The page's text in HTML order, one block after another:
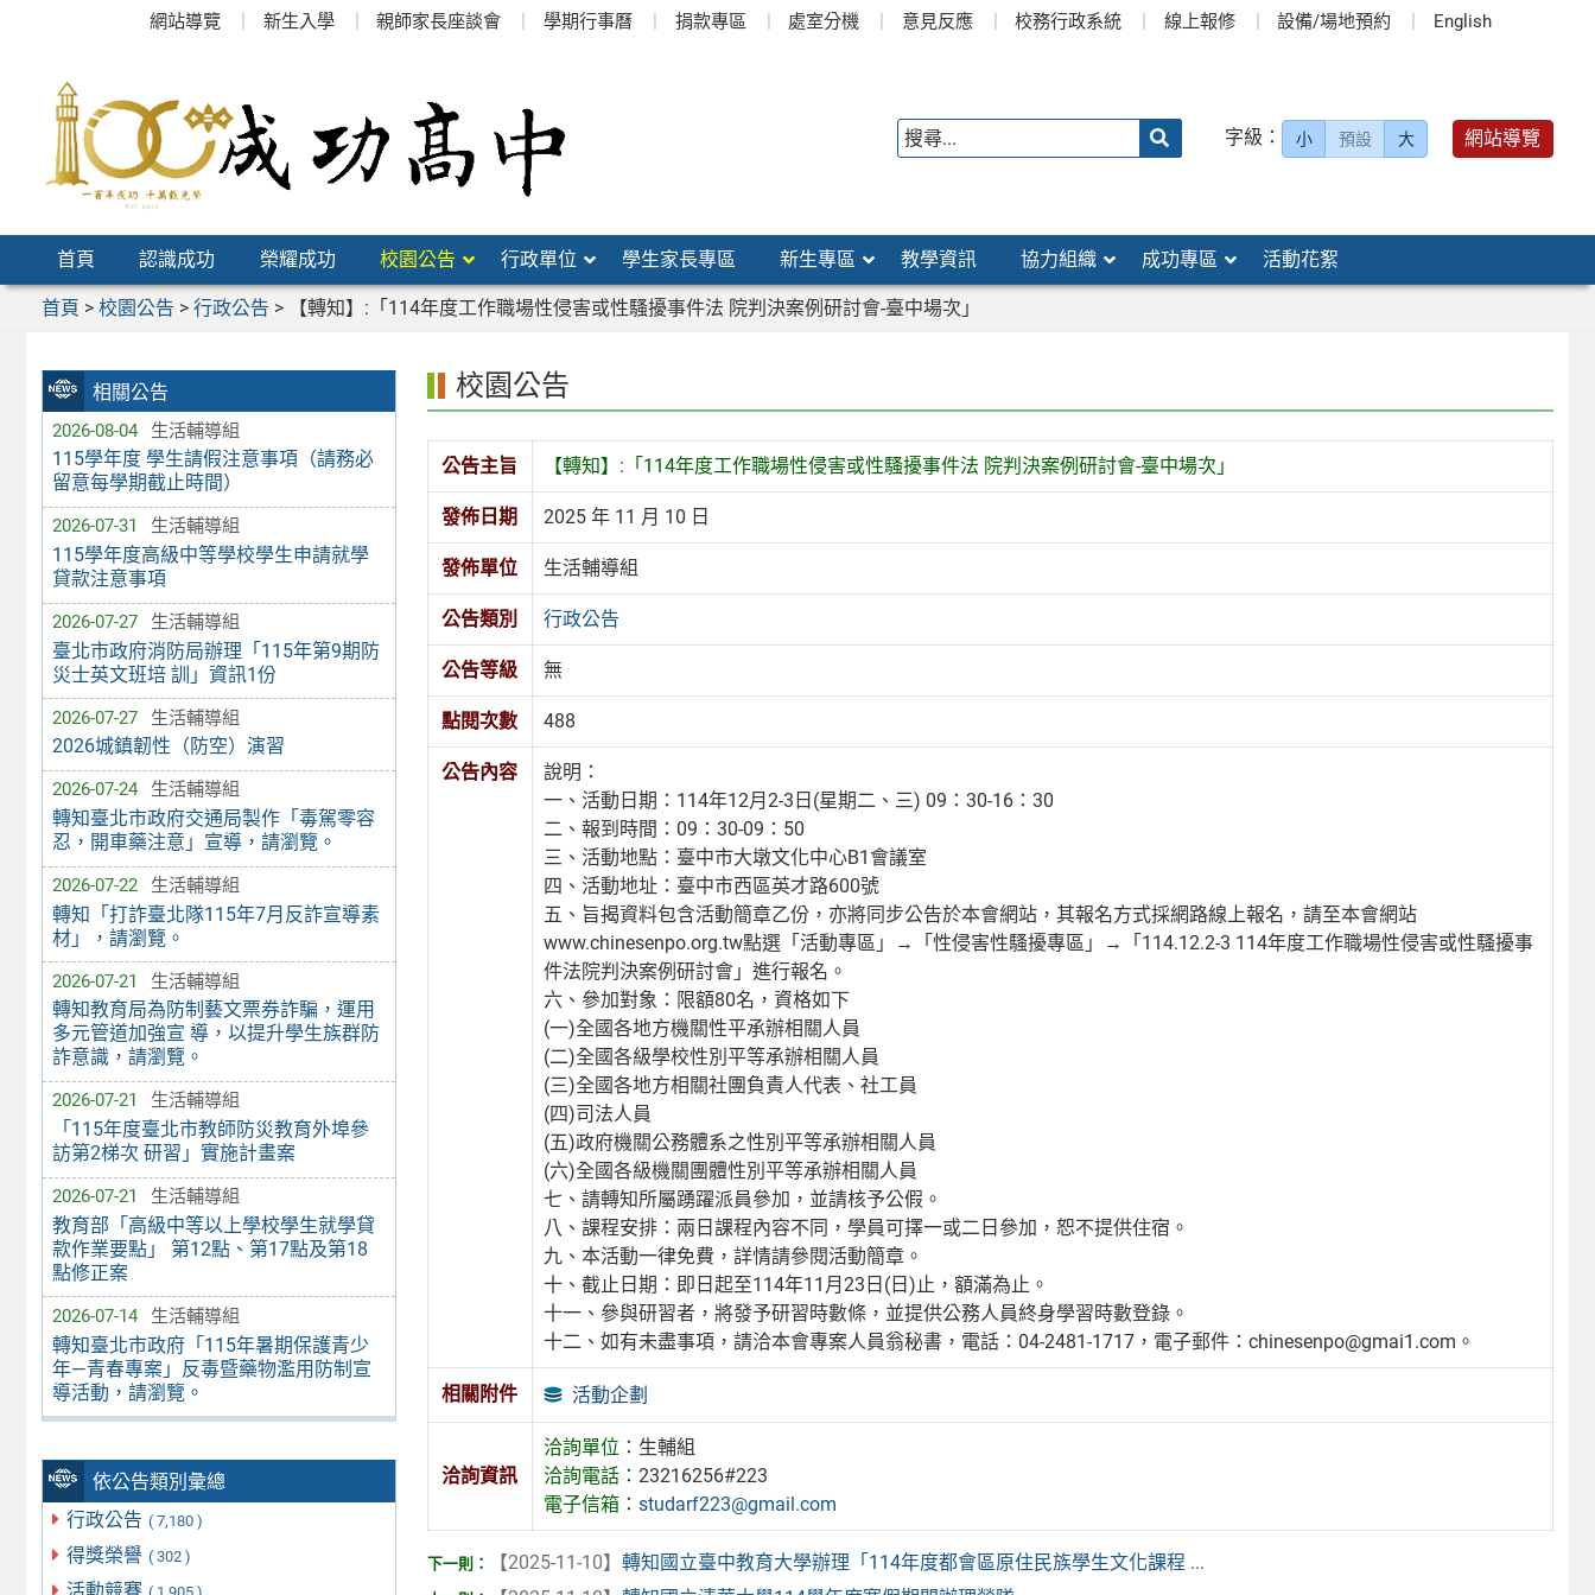
網站導覽 新生入學 親師家長座談會 學期行事曆 捐款專區 處室分機 意見反應 校務行政系統 線上報修 設備/場地預約 English
字級： 小 預設 大 網站導覽
首頁 認識成功 榮耀成功 校園公告 行政單位 學生家長專區 新生專區 教學資訊 協力組織 成功專區 活動花絮
首頁 > 校園公告 > 行政公告 > 【轉知】:「114年度工作職場性侵害或性騷擾事件法 院判決案例研討會-臺中場次」
相關公告
2026-08-04 生活輔導組
115學年度 學生請假注意事項（請務必
留意每學期截止時間）
2026-07-31 生活輔導組
115學年度高級中等學校學生申請就學
貸款注意事項
2026-07-27 生活輔導組
臺北市政府消防局辦理「115年第9期防
災士英文班培 訓」資訊1份
2026-07-27 生活輔導組
2026城鎮韌性（防空）演習
2026-07-24 生活輔導組
轉知臺北市政府交通局製作「毒駕零容
忍，開車藥注意」宣導，請瀏覽。
2026-07-22 生活輔導組
轉知「打詐臺北隊115年7月反詐宣導素
材」，請瀏覽。
2026-07-21 生活輔導組
轉知教育局為防制藝文票券詐騙，運用
多元管道加強宣 導，以提升學生族群防
詐意識，請瀏覽。
2026-07-21 生活輔導組
「115年度臺北市教師防災教育外埠參
訪第2梯次 研習」實施計畫案
2026-07-21 生活輔導組
教育部「高級中等以上學校學生就學貸
款作業要點」 第12點、第17點及第18
點修正案
2026-07-14 生活輔導組
轉知臺北市政府「115年暑期保護青少
年—青春專案」反毒暨藥物濫用防制宣
導活動，請瀏覽。
依公告類別彙總
行政公告 ( 7,180 )
得獎榮譽 ( 302 )
活動競賽
校園公告
公告主旨 【轉知】:「114年度工作職場性侵害或性騷擾事件法 院判決案例研討會-臺中場次」
發佈日期 2025 年 11 月 10 日
發佈單位 生活輔導組
公告類別 行政公告
公告等級 無
點閱次數 488
公告內容
說明：
一、活動日期：114年12月2-3日(星期二、三) 09：30-16：30
二、報到時間：09：30-09：50
三、活動地點：臺中市大墩文化中心B1會議室
四、活動地址：臺中市西區英才路600號
五、旨揭資料包含活動簡章乙份，亦將同步公告於本會網站，其報名方式採網路線上報名，請至本會網站
www.chinesenpo.org.tw點選「活動專區」→「性侵害性騷擾專區」→「114.12.2-3 114年度工作職場性侵害或性騷擾事
件法院判決案例研討會」進行報名。
六、參加對象：限額80名，資格如下
(一)全國各地方機關性平承辦相關人員
(二)全國各級學校性別平等承辦相關人員
(三)全國各地方相關社團負責人代表、社工員
(四)司法人員
(五)政府機關公務體系之性別平等承辦相關人員
(六)全國各級機關團體性別平等承辦相關人員
七、請轉知所屬踴躍派員參加，並請核予公假。
八、課程安排：兩日課程內容不同，學員可擇一或二日參加，恕不提供住宿。
九、本活動一律免費，詳情請參閱活動簡章。
十、截止日期：即日起至114年11月23日(日)止，額滿為止。
十一、參與研習者，將發予研習時數條，並提供公務人員終身學習時數登錄。
十二、如有未盡事項，請洽本會專案人員翁秘書，電話：04-2481-1717，電子郵件：chinesenpo@gmai1.com。
相關附件 活動企劃
洽詢資訊
洽詢單位： 生輔組
洽詢電話：23216256#223
電子信箱：studarf223@gmail.com
【2025-11-10】 轉知國立臺中教育大學辦理「114年度都會區原住民族學生文化課程 ...